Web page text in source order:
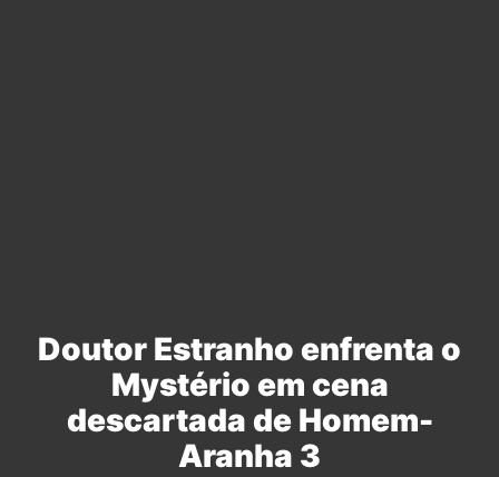
Doutor Estranho enfrenta o
Mystério em cena
descartada de Homem-
Aranha 3